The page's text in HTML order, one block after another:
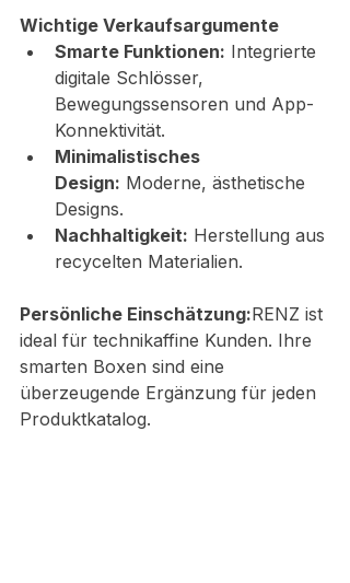
Wichtige Verkaufsargumente
Smarte Funktionen: Integrierte
digitale Schlösser,
Bewegungssensoren und App-
Konnektivität.
Minimalistisches
Design: Moderne, ästhetische
Designs.
Nachhaltigkeit: Herstellung aus
recycelten Materialien.
Persönliche Einschätzung:RENZ ist
ideal für technikaffine Kunden. Ihre
smarten Boxen sind eine
überzeugende Ergänzung für jeden
Produktkatalog.